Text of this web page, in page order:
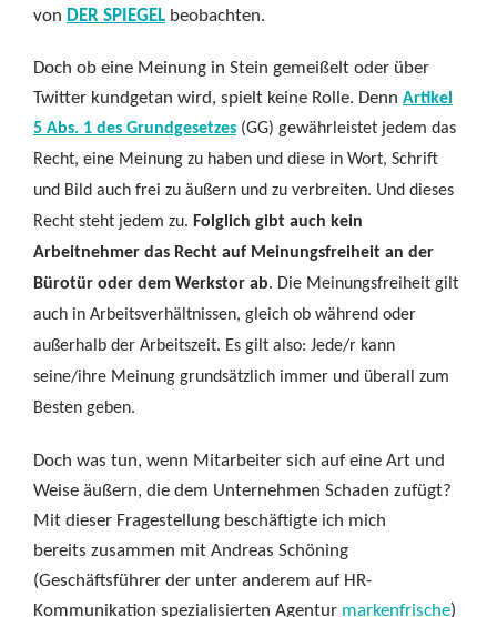
von DER SPIEGEL beobachten.
Doch ob eine Meinung in Stein gemeißelt oder über
Twitter kundgetan wird, spielt keine Rolle. Denn Artikel
5 Abs. 1 des Grundgesetzes (GG) gewährleistet jedem das
Recht, eine Meinung zu haben und diese in Wort, Schrift
und Bild auch frei zu äußern und zu verbreiten. Und dieses
Recht steht jedem zu. Folglich gibt auch kein
Arbeitnehmer das Recht auf Meinungsfreiheit an der
Bürotür oder dem Werkstor ab. Die Meinungsfreiheit gilt
auch in Arbeitsverhältnissen, gleich ob während oder
außerhalb der Arbeitszeit. Es gilt also: Jede/r kann
seine/ihre Meinung grundsätzlich immer und überall zum
Besten geben.
Doch was tun, wenn Mitarbeiter sich auf eine Art und
Weise äußern, die dem Unternehmen Schaden zufügt?
Mit dieser Fragestellung beschäftigte ich mich
bereits zusammen mit Andreas Schöning
(Geschäftsführer der unter anderem auf HR-
Kommunikation spezialisierten Agentur markenfrische)